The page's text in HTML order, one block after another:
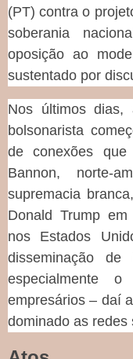
(PT) contra o
soberania
oposição ao
sustentado por
Nos últimos dias,
bolsonarista
de conexões que
Bannon, norte-
supremacia
Donald Trump
nos Estados
disseminação
especialmente o
empresários – daí
dominado as redes